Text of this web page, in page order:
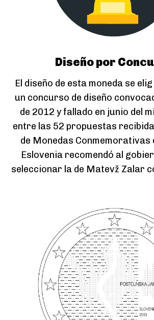
Diseño por
El diseño de esta moneda se
un concurso de diseño
de 2012 y fallado en junio del
entre las 52 propuestas
de Monedas Conmemorativas
Eslovenia recomendó al
seleccionar la de Matevž Zalar